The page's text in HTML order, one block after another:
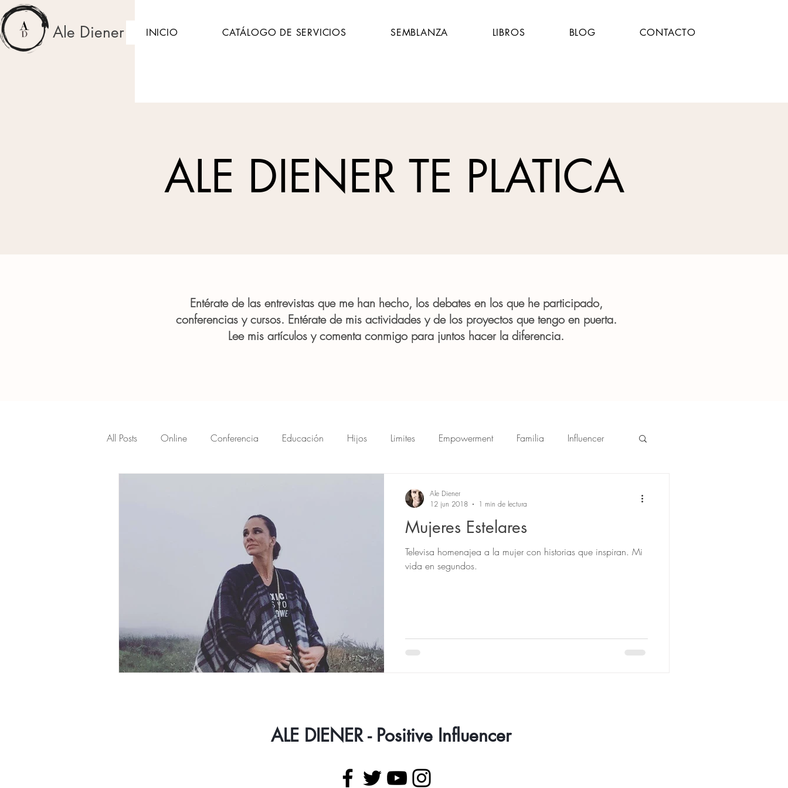
Ale Diener INICIO CATÁLOGO DE SERVICIOS SEMBLANZA LIBROS BLOG CONTACTO
ALE DIENER TE PLATICA
Entérate de las entrevistas que me han hecho, los debates en los que he participado,
conferencias y cursos. Entérate de mis actividades y de los proyectos que tengo en puerta.
Lee mis artículos y comenta conmigo para juntos hacer la diferencia.
All Posts Online Conferencia Educación Hijos Limites Empowerment Familia Influencer
Mujeres Estelares
Televisa homenajea a la mujer con historias que inspiran. Mi
vida en segundos.
Ale Diener
12 jun 2018
1 min de lectura
ALE DIENER - Positive Influencer